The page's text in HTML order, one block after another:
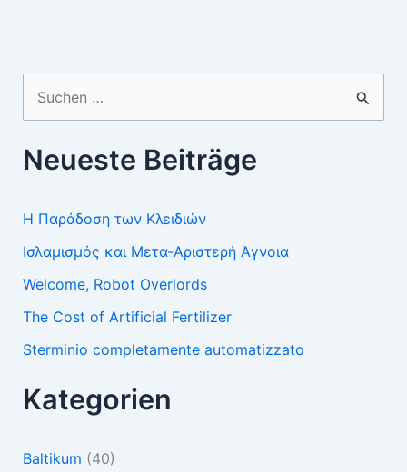
Suchen
nach:
Neueste Beiträge
Η Παράδοση των Κλειδιών
Ισλαμισμός και Μετα-Αριστερή Άγνοια
Welcome, Robot Overlords
The Cost of Artificial Fertilizer
Sterminio completamente automatizzato
Kategorien
Baltikum (40)